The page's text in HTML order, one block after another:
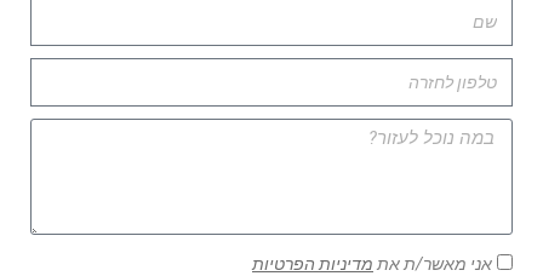
אני מאשר/ת את מדיניות הפרטיות